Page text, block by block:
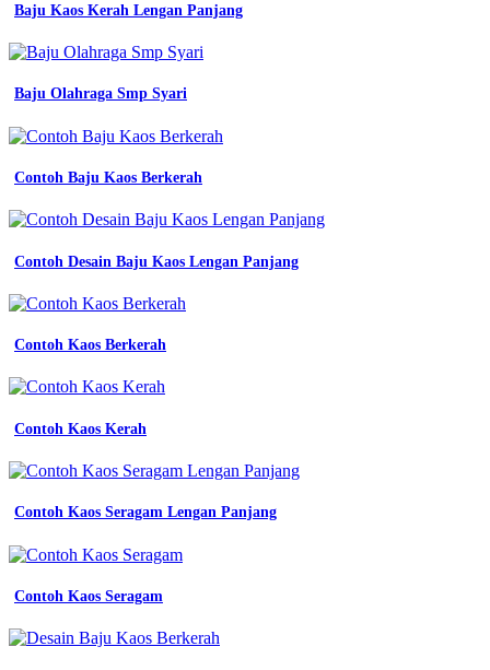
Baju Kaos Kerah Lengan Panjang
Baju Olahraga Smp Syari
Contoh Baju Kaos Berkerah
Contoh Desain Baju Kaos Lengan Panjang
Contoh Kaos Berkerah
Contoh Kaos Kerah
Contoh Kaos Seragam Lengan Panjang
Contoh Kaos Seragam